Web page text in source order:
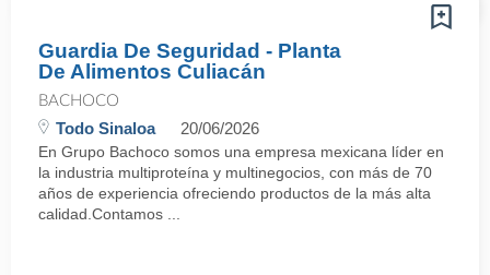
Guardia De Seguridad - Planta
De Alimentos Culiacán
BACHOCO
Todo Sinaloa 20/06/2026
En Grupo Bachoco somos una empresa mexicana líder en
la industria multiproteína y multinegocios, con más de 70
años de experiencia ofreciendo productos de la más alta
calidad.Contamos ...